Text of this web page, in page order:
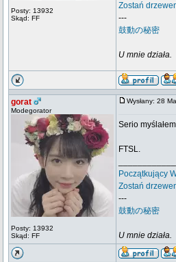
Posty: 13932
Skąd: FF
Zostań
---
鼓動の秘密
U mnie działa.
gorat
Modegorator
Posty: 13932
Skąd: FF
Wysłany: 28
Serio
FTSL.
Początkujący
Zostań
---
鼓動の秘密
U mnie działa.